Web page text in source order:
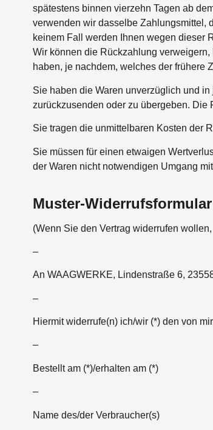
spätestens binnen vierzehn Tagen ab
verwenden wir dasselbe Zahlungsmittel,
keinem Fall werden Ihnen wegen dieser
Wir können die Rückzahlung
haben, je nachdem, welches der frühere
Sie haben die Waren unverzüglich und
zurückzusenden oder zu übergeben. Die
Sie tragen die unmittelbaren Kosten der
Sie müssen für einen etwaigen
der Waren nicht notwendigen Umgang
Muster-Widerrufsformular
(Wenn Sie den Vertrag widerrufen
–
An WAAGWERKE, Lindenstraße 6,
–
Hiermit widerrufe(n) ich/wir (*) den von
–
Bestellt am (*)/erhalten am (*)
–
Name des/der Verbraucher(s)